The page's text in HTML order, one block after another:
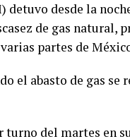
detuvo desde la
de gas natural,
partes de
el abasto de gas se
turno del martes en